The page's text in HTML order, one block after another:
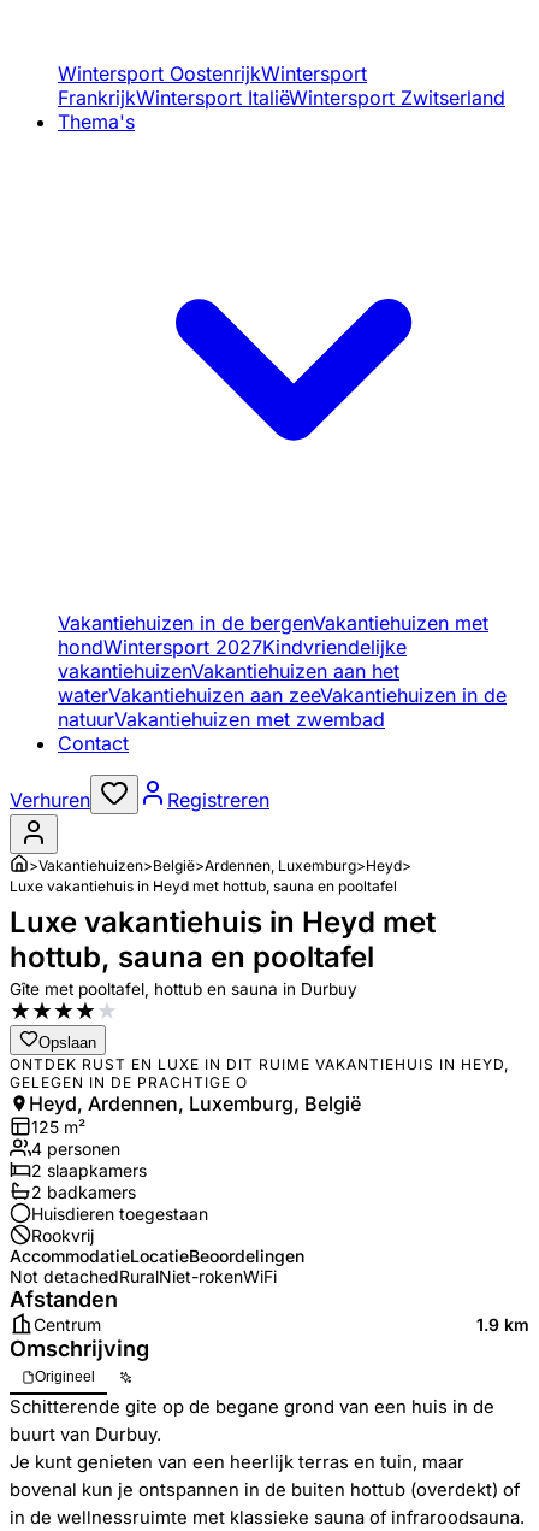
Wintersport OostenrijkWintersport
FrankrijkWintersport ItaliëWintersport Zwitserland
Thema's
Vakantiehuizen in de bergenVakantiehuizen met
hondWintersport 2027Kindvriendelijke
vakantiehuizenVakantiehuizen aan het
waterVakantiehuizen aan zeeVakantiehuizen in de
natuurVakantiehuizen met zwembad
Contact
Verhuren Registreren
>Vakantiehuizen>België>Ardennen, Luxemburg>Heyd>
Luxe vakantiehuis in Heyd met hottub, sauna en pooltafel
Luxe vakantiehuis in Heyd met
hottub, sauna en pooltafel
Gîte met pooltafel, hottub en sauna in Durbuy
★★★★★
Opslaan
ONTDEK RUST EN LUXE IN DIT RUIME VAKANTIEHUIS IN HEYD,
GELEGEN IN DE PRACHTIGE O
Heyd, Ardennen, Luxemburg, België
125 m²
4 personen
2 slaapkamers
2 badkamers
Huisdieren toegestaan
Rookvrij
AccommodatieLocatieBeoordelingen
Not detachedRuralNiet-rokenWiFi
Afstanden
Centrum 1.9 km
Omschrijving
Origineel
Schitterende gite op de begane grond van een huis in de
buurt van Durbuy.
Je kunt genieten van een heerlijk terras en tuin, maar
bovenal kun je ontspannen in de buiten hottub (overdekt) of
in de wellnessruimte met klassieke sauna of infraroodsauna.